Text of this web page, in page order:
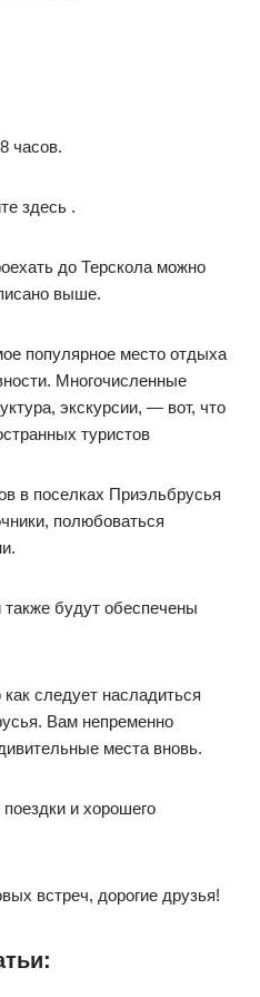
часов.
здесь .
до Терскола можно
выше.
популярное место отдыха
Многочисленные
экскурсии, — вот, что
туристов
в поселках Приэльбрусья
полюбоваться
будут обеспечены
следует насладиться
Вам непременно
места вновь.
и хорошего
встреч, дорогие друзья!